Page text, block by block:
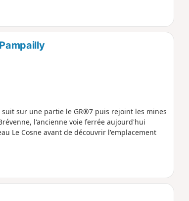
sur une partie le GR®7 puis rejoint les mines
l'ancienne voie ferrée aujourd'hui
Le Cosne avant de découvrir l'emplacement